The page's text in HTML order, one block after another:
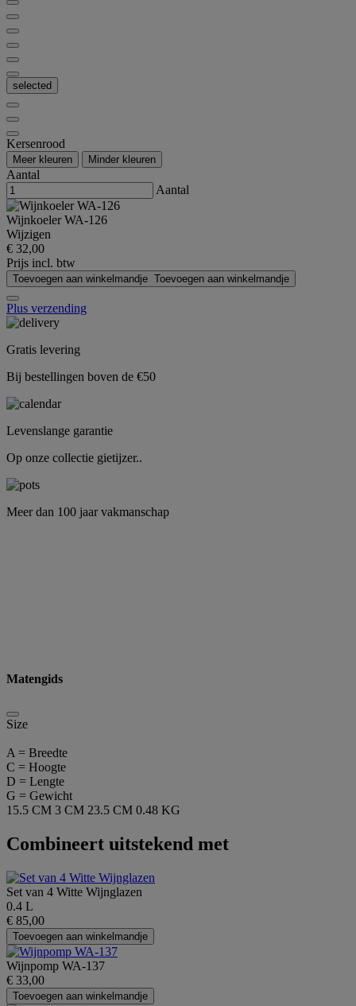
selected
Kersenrood
Meer kleuren Minder kleuren
Aantal
Aantal
Wijnkoeler WA-126
Wijzigen
€ 32,00
Prijs incl. btw
Toevoegen aan winkelmandje Toevoegen aan winkelmandje
Plus verzending
Gratis levering
Bij bestellingen boven de €50
Levenslange garantie
Op onze collectie gietijzer..
Meer dan 100 jaar vakmanschap
Matengids
Size
A = Breedte
C = Hoogte
D = Lengte
G = Gewicht
15.5 CM 3 CM 23.5 CM 0.48 KG
Combineert uitstekend met
Set van 4 Witte Wijnglazen
0.4 L
€ 85,00
Toevoegen aan winkelmandje
Wijnpomp WA-137
€ 33,00
Toevoegen aan winkelmandje